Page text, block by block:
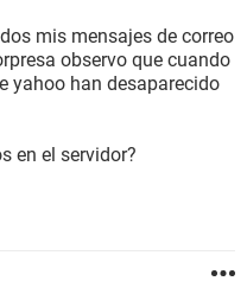
mis mensajes de correo
observo que cuando
yahoo han desaparecido
en el servidor?